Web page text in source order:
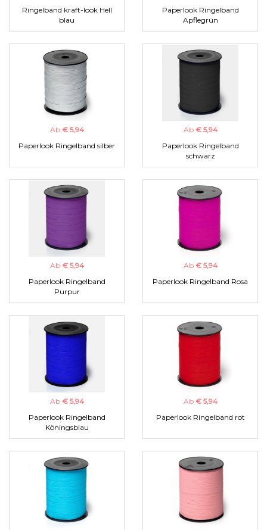
Ringelband kraft-look Hell
blau
Paperlook Ringelband
Apflegrün
Ab € 5,94
Paperlook Ringelband silber
Ab € 5,94
Paperlook Ringelband
schwarz
Ab € 5,94
Paperlook Ringelband
Purpur
Ab € 5,94
Paperlook Ringelband Rosa
Ab € 5,94
Paperlook Ringelband
Köningsblau
Ab € 5,94
Paperlook Ringelband rot